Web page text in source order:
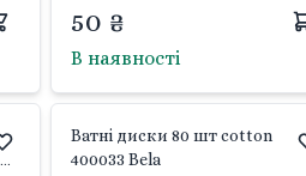
50 ₴
В наявності
Ватні диски 80 шт cotton
400033 Bela